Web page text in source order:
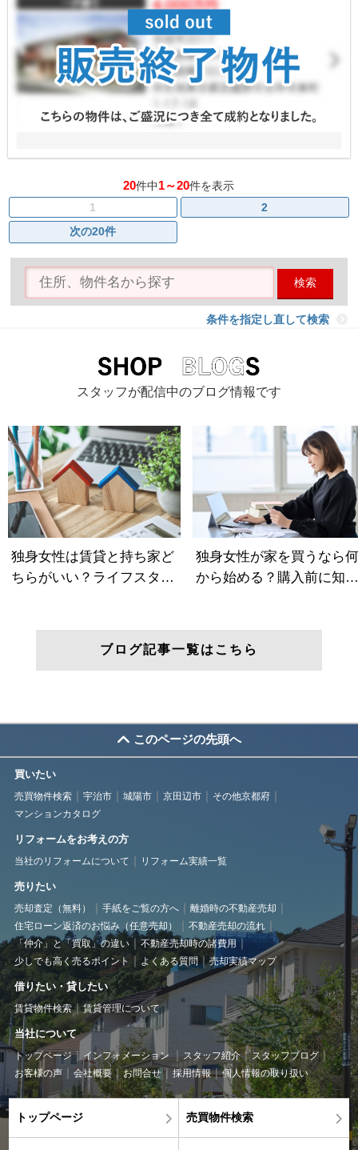
20件中1～20件を表示
1
2
次の20件
検索
条件を指定し直して検索
スタッフが配信中のブログ情報です
ブログ記事一覧はこちら
このページの先頭へ
買いたい
売買物件検索 宇治市 城陽市 京田辺市
その他京都府
マンションカタログ
リフォームをお考えの方
当社のリフォームについて リフォーム実績一覧
売りたい
売却査定（無料） 手紙をご覧の方へ
離婚時の不動産売却
住宅ローン返済のお悩み（任意売却）
不動産売却の流れ
「仲介」と「買取」の違い
不動産売却時の諸費用
少しでも高く売るポイント
よくある質問 売却実績マップ
借りたい・貸したい
賃貸物件検索 賃貸管理について
当社について
トップページ インフォメーション スタッフ紹介
スタッフブログ
お客様の声
会社概要 お問合せ 採用情報 個人情報の取り扱い
トップページ 売買物件検索